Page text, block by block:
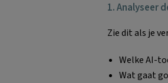
1. Analyseer
Zie dit als je
Welke AI-
Wat gaat